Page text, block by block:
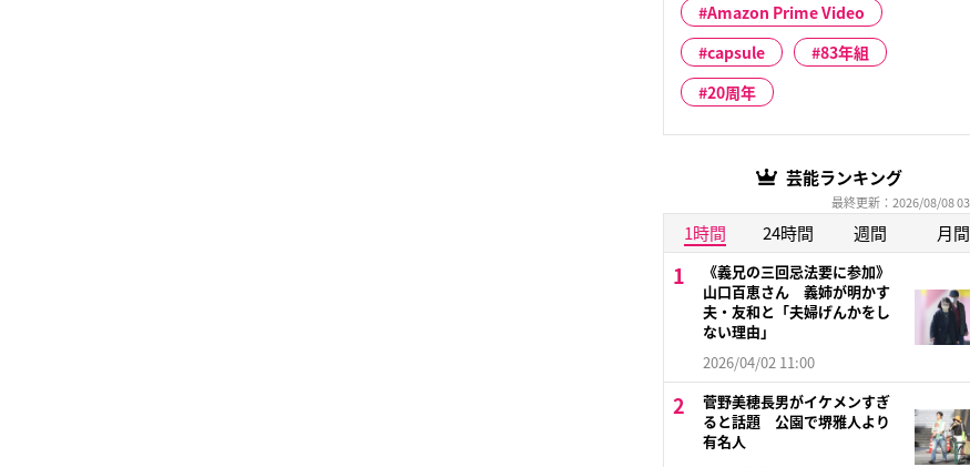
Amazon Prime Video
capsule
83年組
20周年
芸能ランキング
最終更新：2026/08/08
1時間 24時間 週間 月間
《義兄の三回忌法要に参加》
山口百恵さん 義姉が明かす
夫・友和と「夫婦げんかをし
ない理由」
2026/04/02 11:00
菅野美穂長男がイケメンすぎ
ると話題 公園で堺雅人より
有名人